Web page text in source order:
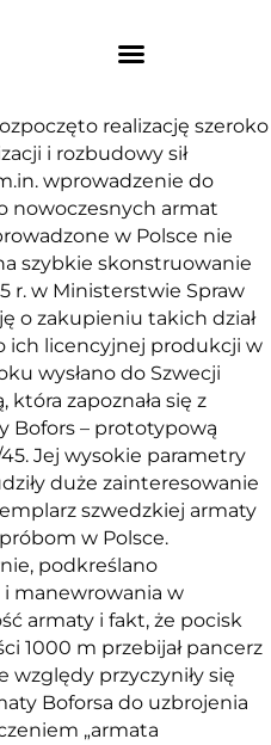
realizację szeroko
i rozbudowy sił
wprowadzenie do
nowoczesnych armat
w Polsce nie
szybkie skonstruowanie
r. w Ministerstwie Spraw
o zakupieniu takich dział
ich licencyjnej produkcji w
wysłano do Szwecji
zapoznała się z
Bofors – prototypową
Jej wysokie parametry
duże zainteresowanie
szwedzkiej armaty
w Polsce.
podkreślano
i manewrowania w
armaty i fakt, że pocisk
1000 m przebijał pancerz
względy przyczyniły się
Boforsa do uzbrojenia
„armata